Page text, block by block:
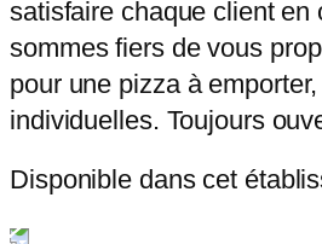
satisfaire chaque client en
sommes fiers de vous
pour une pizza à
individuelles. Toujours
Disponible dans cet